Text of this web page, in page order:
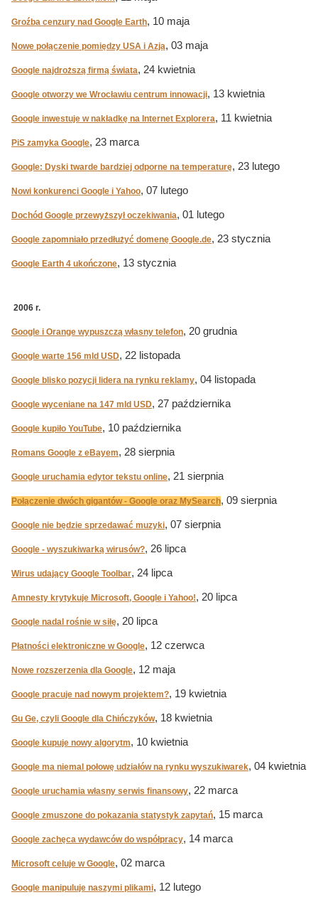
Groźba cenzury nad Google Earth, 10 maja
Nowe połączenie pomiędzy USA i Azją, 03 maja
Google najdroższą firmą świata, 24 kwietnia
Google otworzy we Wrocławiu centrum innowacji, 13 kwietnia
Google inwestuje w nakładkę na Internet Explorera, 11 kwietnia
PiS zamyka Google, 23 marca
Google: Dyski twarde bardziej odporne na temperaturę, 23 lutego
Nowi konkurenci Google i Yahoo, 07 lutego
Dochód Google przewyższył oczekiwania, 01 lutego
Google zapomniało przedłużyć domenę Google.de, 23 stycznia
Google Earth 4 ukończone, 13 stycznia
2006 r.
Google i Orange wypuszczą własny telefon, 20 grudnia
Google warte 156 mld USD, 22 listopada
Google blisko pozycji lidera na rynku reklamy, 04 listopada
Google wyceniane na 147 mld USD, 27 października
Google kupiło YouTube, 10 października
Romans Google z eBayem, 28 sierpnia
Google uruchamia edytor tekstu online, 21 sierpnia
Połączenie dwóch gigantów - Google oraz MySearch, 09 sierpnia
Google nie będzie sprzedawać muzyki, 07 sierpnia
Google - wyszukiwarką wirusów?, 26 lipca
Wirus udający Google Toolbar, 24 lipca
Amnesty krytykuje Microsoft, Google i Yahoo!, 20 lipca
Google nadal rośnie w siłę, 20 lipca
Płatności elektroniczne w Google, 12 czerwca
Nowe rozszerzenia dla Google, 12 maja
Google pracuje nad nowym projektem?, 19 kwietnia
Gu Ge, czyli Google dla Chińczyków, 18 kwietnia
Google kupuje nowy algorytm, 10 kwietnia
Google ma niemal połowę udziałów na rynku wyszukiwarek, 04 kwietnia
Google uruchamia własny serwis finansowy, 22 marca
Google zmuszone do pokazania statystyk zapytań, 15 marca
Google zachęca wydawców do współpracy, 14 marca
Microsoft celuje w Google, 02 marca
Google manipuluje naszymi plikami, 12 lutego